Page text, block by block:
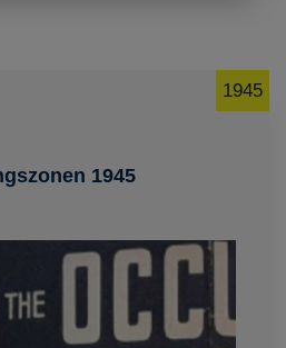
1945
1945